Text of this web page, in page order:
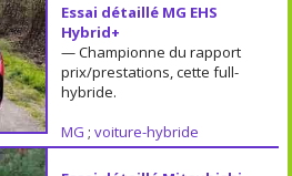
Essai détaillé MG EHS
Hybrid+
— Championne du rapport
prix/prestations, cette full-
hybride.
MG ; voiture-hybride